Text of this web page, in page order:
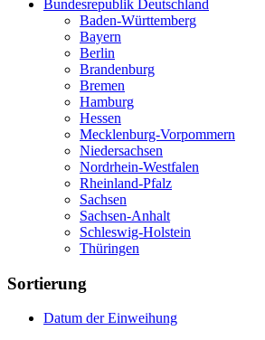
Bundesrepublik Deutschland
Baden-Württemberg
Bayern
Berlin
Brandenburg
Bremen
Hamburg
Hessen
Mecklenburg-Vorpommern
Niedersachsen
Nordrhein-Westfalen
Rheinland-Pfalz
Sachsen
Sachsen-Anhalt
Schleswig-Holstein
Thüringen
Sortierung
Datum der Einweihung